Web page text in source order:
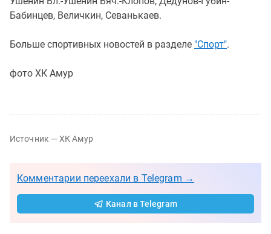
Бабинцев, Величкин, Севанькаев.
Больше спортивных новостей в разделе "Спорт".
фото ХК Амур
Источник — ХК Амур
Комментарии переехали в Telegram →
Канал в Telegram